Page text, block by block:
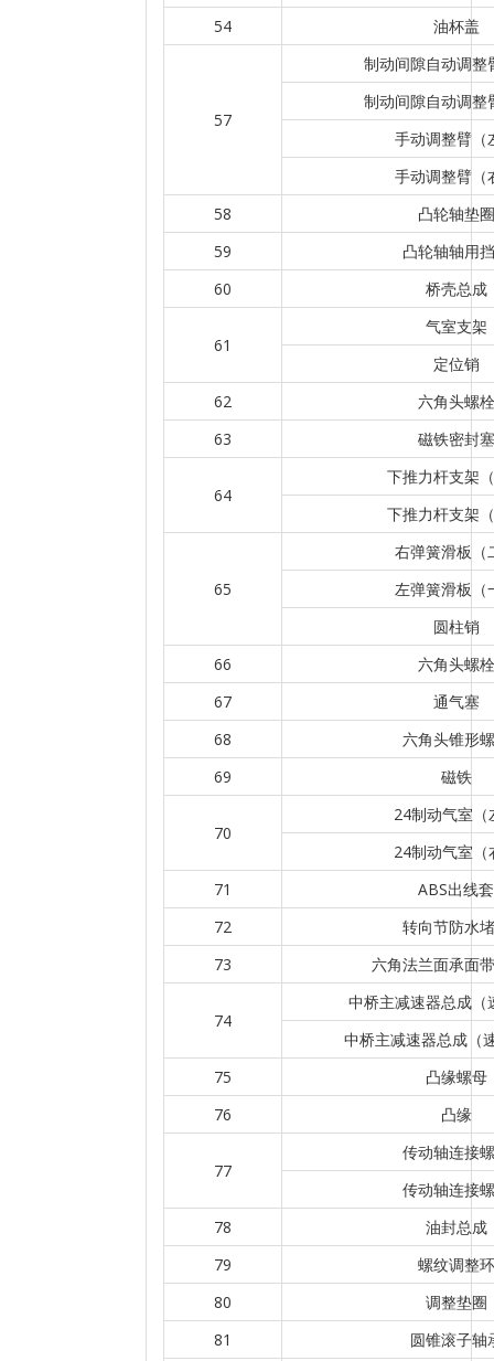
54 油杯盖
57
制动间隙自动调整
制动间隙自动调整
手动调整臂（
手动调整臂（
58
凸轮轴垫圈
59
凸轮轴轴用
60
桥壳总成
61
气室支架
定位销
62
六角头螺栓
63
磁铁密封塞
64
下推力杆支架
下推力杆支架
65
右弹簧滑板（
左弹簧滑板（
圆柱销
66
六角头螺栓
67
通气塞
68
六角头锥形
69
磁铁
70
24制动气室（
24制动气室（
71
ABS出线套
72
转向节防水
73
六角法兰面承面
74
中桥主减速器总成（
中桥主减速器总成（
75
凸缘螺母
76
凸缘
77
传动轴连接
传动轴连接
78
油封总成
79
螺纹调整环
80
调整垫圈
81
圆锥滚子轴